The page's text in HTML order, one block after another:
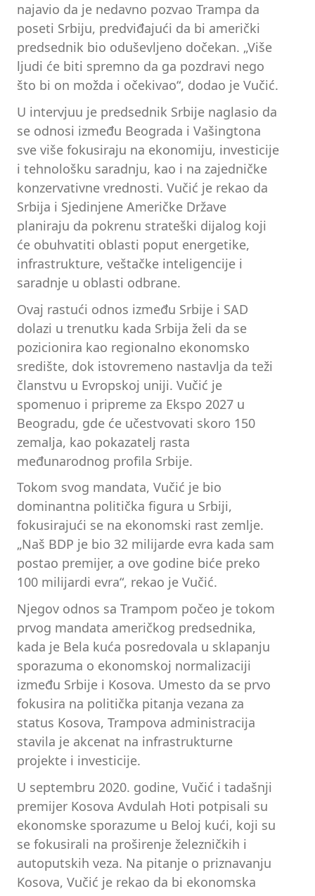
najavio da je nedavno pozvao Trampa da
poseti Srbiju, predviđajući da bi američki
predsednik bio oduševljeno dočekan. „Više
ljudi će biti spremno da ga pozdravi nego
što bi on možda i očekivao“, dodao je Vučić.
U intervjuu je predsednik Srbije naglasio da
se odnosi između Beograda i Vašingtona
sve više fokusiraju na ekonomiju, investicije
i tehnološku saradnju, kao i na zajedničke
konzervativne vrednosti. Vučić je rekao da
Srbija i Sjedinjene Američke Države
planiraju da pokrenu strateški dijalog koji
će obuhvatiti oblasti poput energetike,
infrastrukture, veštačke inteligencije i
saradnje u oblasti odbrane.
Ovaj rastući odnos između Srbije i SAD
dolazi u trenutku kada Srbija želi da se
pozicionira kao regionalno ekonomsko
središte, dok istovremeno nastavlja da teži
članstvu u Evropskoj uniji. Vučić je
spomenuo i pripreme za Ekspo 2027 u
Beogradu, gde će učestvovati skoro 150
zemalja, kao pokazatelj rasta
međunarodnog profila Srbije.
Tokom svog mandata, Vučić je bio
dominantna politička figura u Srbiji,
fokusirajući se na ekonomski rast zemlje.
„Naš BDP je bio 32 milijarde evra kada sam
postao premijer, a ove godine biće preko
100 milijardi evra“, rekao je Vučić.
Njegov odnos sa Trampom počeo je tokom
prvog mandata američkog predsednika,
kada je Bela kuća posredovala u sklapanju
sporazuma o ekonomskoj normalizaciji
između Srbije i Kosova. Umesto da se prvo
fokusira na politička pitanja vezana za
status Kosova, Trampova administracija
stavila je akcenat na infrastrukturne
projekte i investicije.
U septembru 2020. godine, Vučić i tadašnji
premijer Kosova Avdulah Hoti potpisali su
ekonomske sporazume u Beloj kući, koji su
se fokusirali na proširenje železničkih i
autoputskih veza. Na pitanje o priznavanju
Kosova, Vučić je rekao da bi ekonomska